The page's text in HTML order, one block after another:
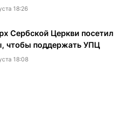
18:26
Сербской Церкви посетил
чтобы поддержать УПЦ
18:08